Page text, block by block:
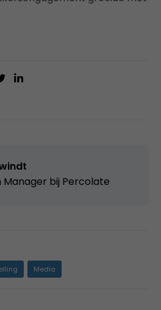
Manager bij Percolate
Media